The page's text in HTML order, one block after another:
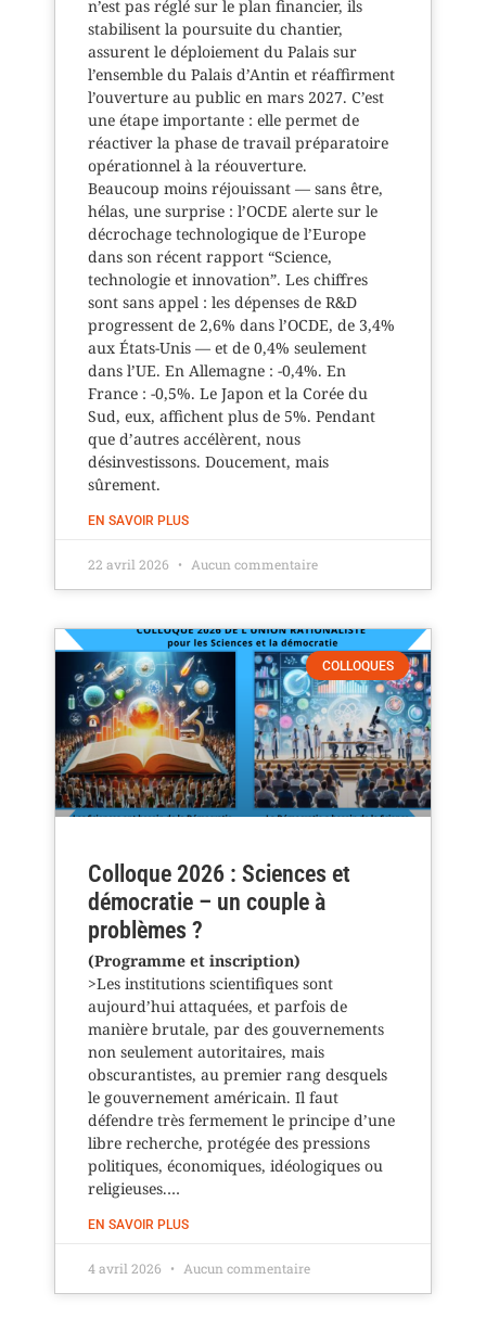
n’est pas réglé sur le plan financier, ils
stabilisent la poursuite du chantier,
assurent le déploiement du Palais sur
l’ensemble du Palais d’Antin et réaffirment
l’ouverture au public en mars 2027. C’est
une étape importante : elle permet de
réactiver la phase de travail préparatoire
opérationnel à la réouverture.
Beaucoup moins réjouissant — sans être,
hélas, une surprise : l’OCDE alerte sur le
décrochage technologique de l’Europe
dans son récent rapport “Science,
technologie et innovation”. Les chiffres
sont sans appel : les dépenses de R&D
progressent de 2,6% dans l’OCDE, de 3,4%
aux États-Unis — et de 0,4% seulement
dans l’UE. En Allemagne : -0,4%. En
France : -0,5%. Le Japon et la Corée du
Sud, eux, affichent plus de 5%. Pendant
que d’autres accélèrent, nous
désinvestissons. Doucement, mais
sûrement.
EN SAVOIR PLUS
22 avril 2026 Aucun commentaire
COLLOQUES
Colloque 2026 : Sciences et
démocratie – un couple à
problèmes ?
(Programme et inscription)
>Les institutions scientifiques sont
aujourd’hui attaquées, et parfois de
manière brutale, par des gouvernements
non seulement autoritaires, mais
obscurantistes, au premier rang desquels
le gouvernement américain. Il faut
défendre très fermement le principe d’une
libre recherche, protégée des pressions
politiques, économiques, idéologiques ou
religieuses.…
EN SAVOIR PLUS
4 avril 2026 Aucun commentaire